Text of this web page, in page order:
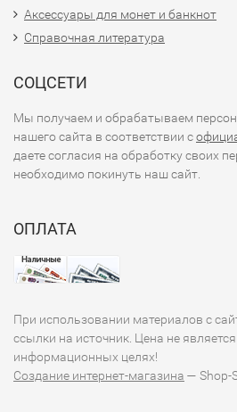
Аксессуары для монет и банкнот
Справочная литература
СОЦСЕТИ
Мы получаем и обрабатываем
нашего сайта в соответствии с
даете согласия на обработку своих
необходимо покинуть наш сайт.
ОПЛАТА
При использовании материалов с
ссылки на источник. Цена не
информационных целях!
Создание интернет-магазина — Shop-